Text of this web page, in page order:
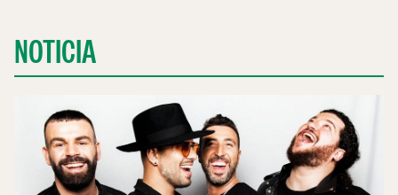
NOTICIA